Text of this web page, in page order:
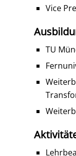
Vice
TU